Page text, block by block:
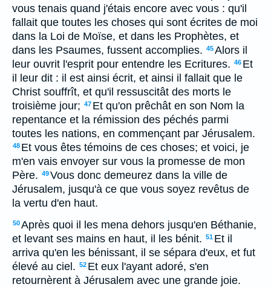
vous tenais quand j'étais encore avec vous : qu'il
fallait que toutes les choses qui sont écrites de moi
dans la Loi de Moïse, et dans les Prophètes, et
dans les Psaumes, fussent accomplies. 45Alors il
leur ouvrit l'esprit pour entendre les Ecritures. 46 Et
il leur dit : il est ainsi écrit, et ainsi il fallait que le
Christ souffrît, et qu'il ressuscitât des morts le
troisième jour; 47 Et qu'on prêchât en son Nom la
repentance et la rémission des péchés parmi
toutes les nations, en commençant par Jérusalem.
48 Et vous êtes témoins de ces choses; et voici, je
m'en vais envoyer sur vous la promesse de mon
Père. 49Vous donc demeurez dans la ville de
Jérusalem, jusqu'à ce que vous soyez revêtus de
la vertu d'en haut.
50Après quoi il les mena dehors jusqu'en Béthanie,
et levant ses mains en haut, il les bénit. 51 Et il
arriva qu'en les bénissant, il se sépara d'eux, et fut
élevé au ciel. 52 Et eux l'ayant adoré, s'en
retournèrent à Jérusalem avec une grande joie.